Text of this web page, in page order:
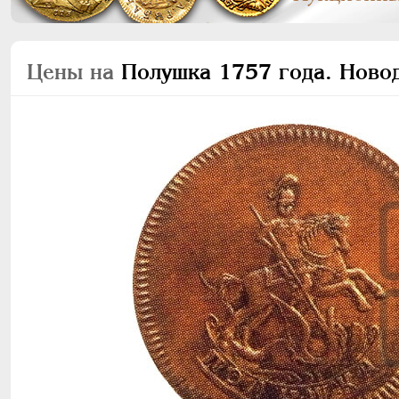
Цены на Полушка 1757 года.